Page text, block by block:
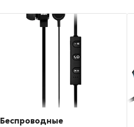
Беспроводные